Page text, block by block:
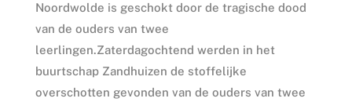
Noordwolde is geschokt door de tragische dood
van de ouders van twee
leerlingen.Zaterdagochtend werden in het
buurtschap Zandhuizen de stoffelijke
overschotten gevonden van de ouders van twee